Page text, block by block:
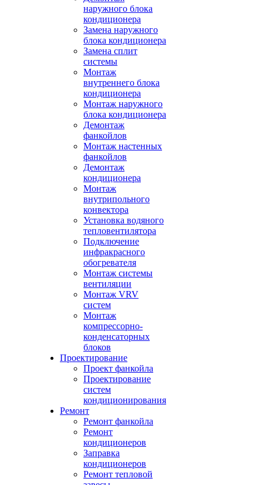
наружного блока
кондиционера
Замена наружного
блока кондиционера
Замена сплит
системы
Монтаж
внутреннего блока
кондиционера
Монтаж наружного
блока кондиционера
Демонтаж
фанкойлов
Монтаж настенных
фанкойлов
Демонтаж
кондиционера
Монтаж
внутрипольного
конвектора
Установка водяного
тепловентилятора
Подключение
инфракрасного
обогревателя
Монтаж системы
вентиляции
Монтаж VRV
систем
Монтаж
компрессорно-
конденсаторных
блоков
Проектирование
Проект фанкойла
Проектирование
систем
кондиционирования
Ремонт
Ремонт фанкойла
Ремонт
кондиционеров
Заправка
кондиционеров
Ремонт тепловой